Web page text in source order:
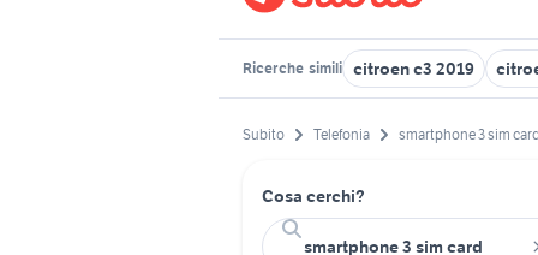
Ricerche simili citroen c3 2019
Subito Telefonia smartphone 3 sim
Cosa cerchi?